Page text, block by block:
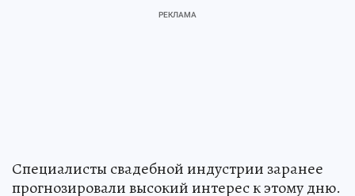
Специалисты свадебной индустрии заранее
прогнозировали высокий интерес к этому дню.